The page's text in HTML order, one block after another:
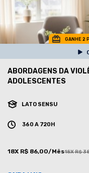
GANHE 2
ABORDAGENS DA
ADOLESCENTES
LATO SENSU
360 A 720H
18X R$ 86,00/Mês18X R$